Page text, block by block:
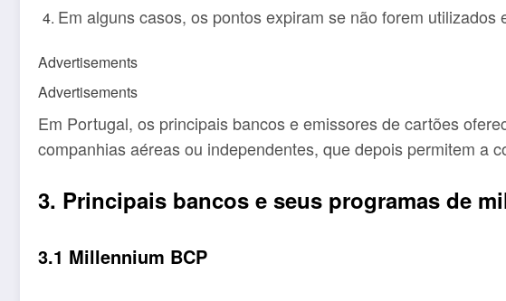
Em alguns casos, os pontos expiram se não forem utilizados
Advertisements
Advertisements
Em Portugal, os principais bancos e emissores de cartões
companhias aéreas ou independentes, que depois permitem a
3. Principais bancos e seus programas de
3.1 Millennium BCP